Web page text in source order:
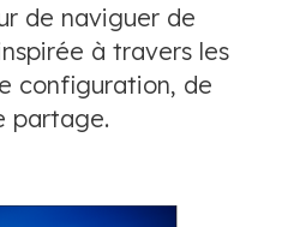
de naviguer de
à travers les
configuration, de
partage.